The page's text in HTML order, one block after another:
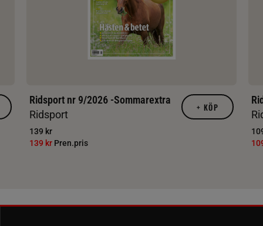
Ridsport nr 9/2026 -Sommarextra
Ridsport
139 kr
139 kr Pren.pris
+ KÖP